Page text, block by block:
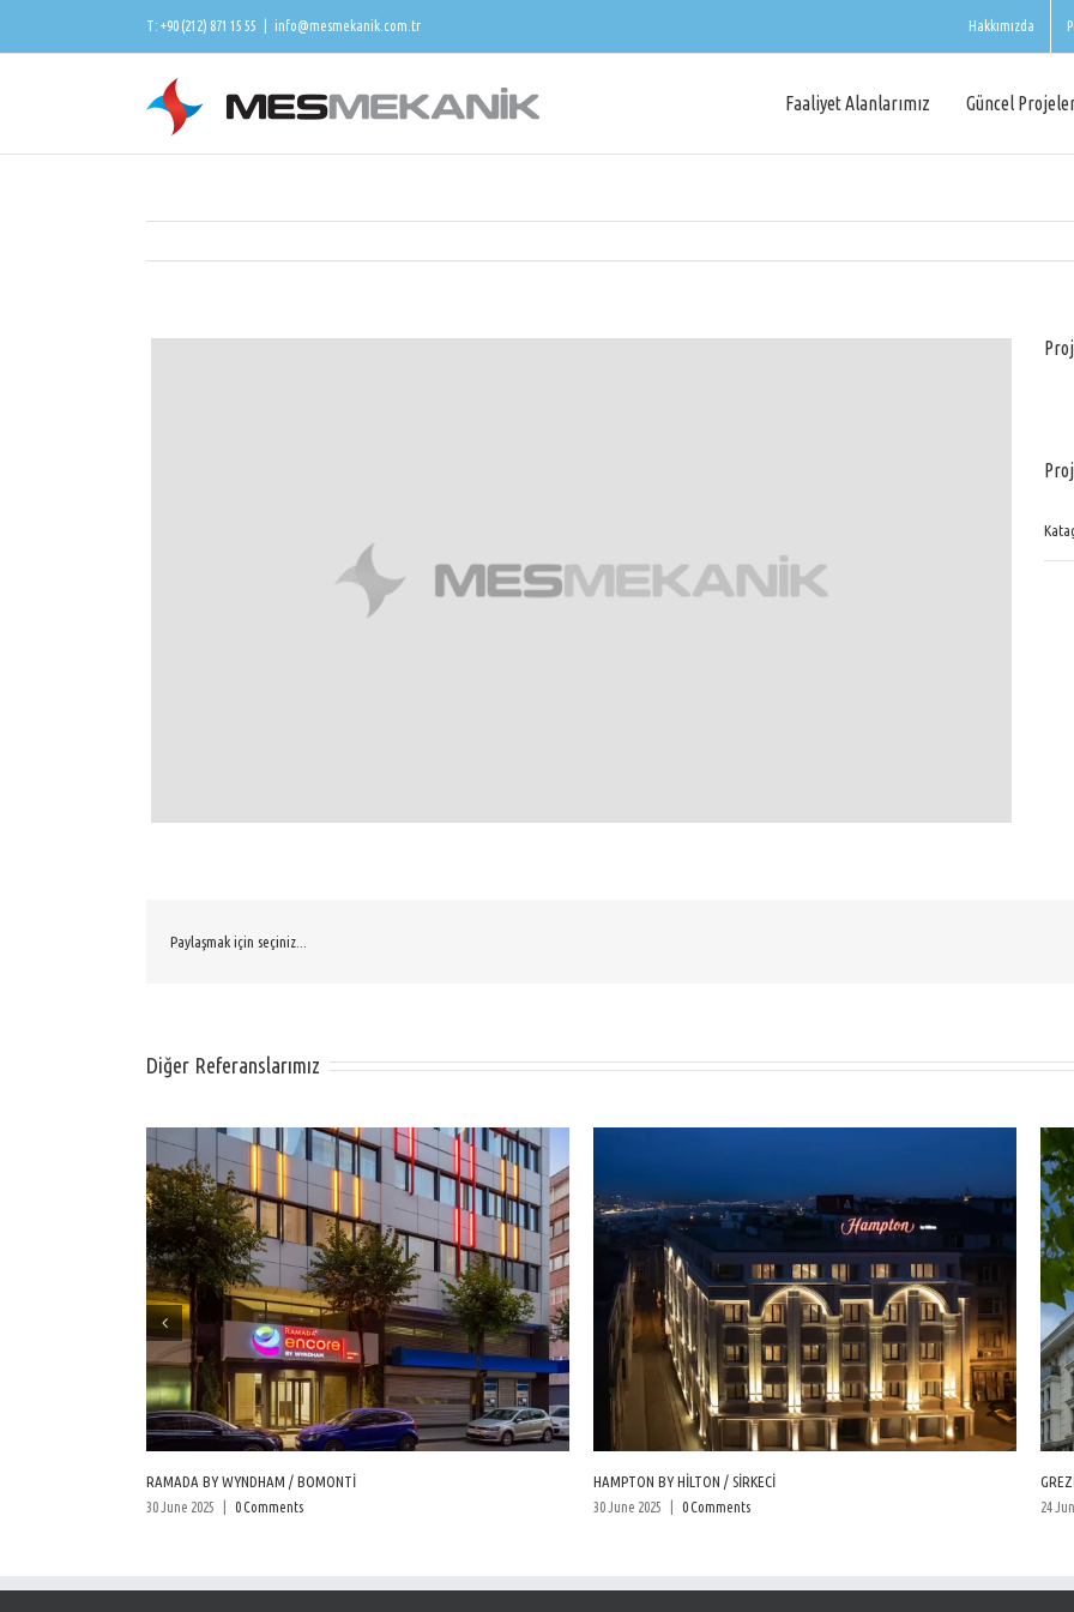
T: +90 (212) 871 15 55 info@mesmekanik.com.tr Hakkımızda
Faaliyet Alanlarımız Güncel
Paylaşmak için seçiniz...
Diğer Referanslarımız
RAMADA BY WYNDHAM / BOMONTİ
30 June 2025 0 Comments
HAMPTON BY HİLTON / SİRKECİ
30 June 2025 0 Comments 24